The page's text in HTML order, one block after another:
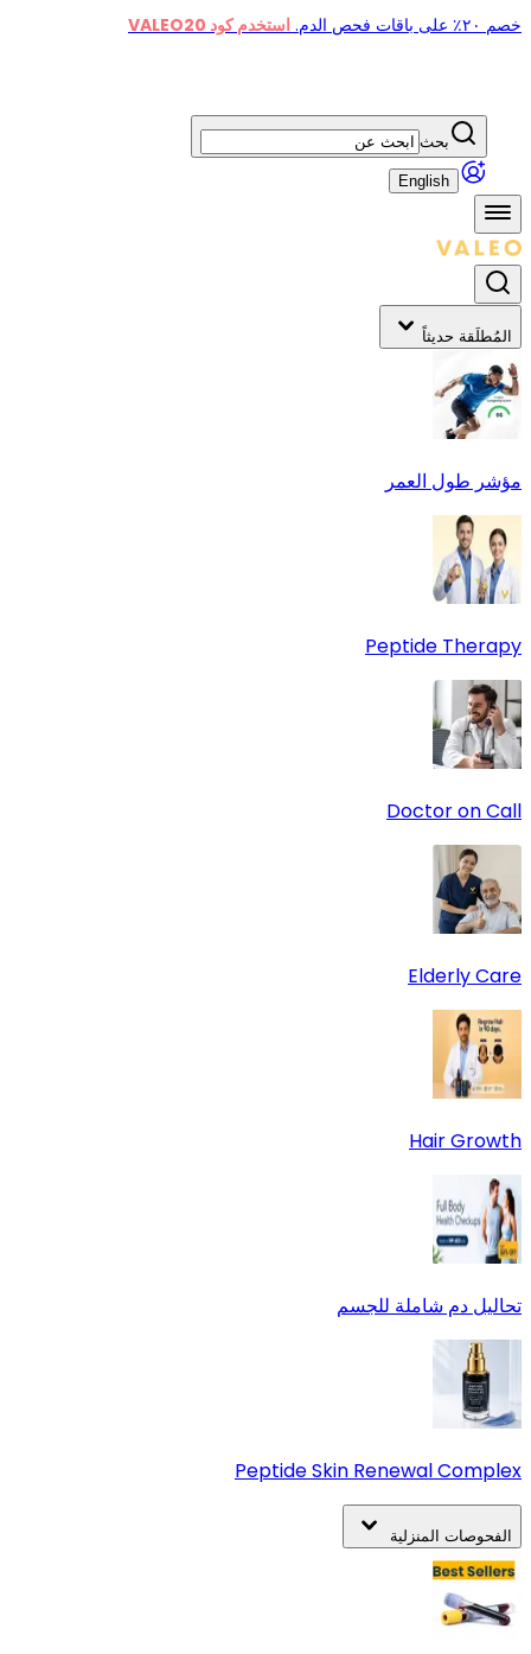
خصم ٢٠٪ على باقات فحص الدم. استخدم كود VALEO20
بحث
English
المُطلَقة حديثاً
مؤشر طول العمر
Peptide Therapy
Doctor on Call
Elderly Care
Hair Growth
تحاليل دم شاملة للجسم
Peptide Skin Renewal Complex
الفحوصات المنزلية